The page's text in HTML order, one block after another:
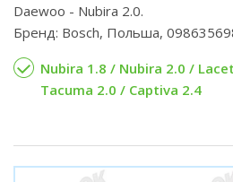
Daewoo - Nubira 2.0.
Бренд: Bosch, Польша,
Nubira 1.8 / Nubira 2.0 /
Tacuma 2.0 / Captiva 2.4